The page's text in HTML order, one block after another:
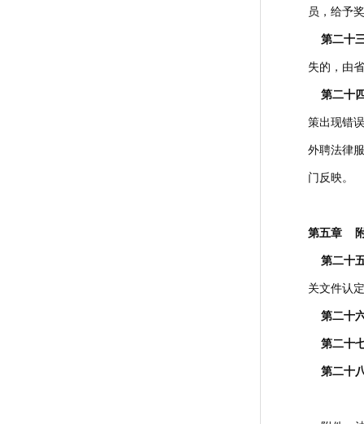
员，给予
第二十
失的，由
第二十
策出现错
外聘法律
门反映。
第五章
第二十
关文件认
第二十
第二十
第二十